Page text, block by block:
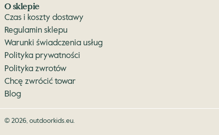
O sklepie
Czas i koszty dostawy
Regulamin sklepu
Warunki świadczenia usług
Polityka prywatności
Polityka zwrotów
Chcę zwrócić towar
Blog
© 2026, outdoorkids.eu.